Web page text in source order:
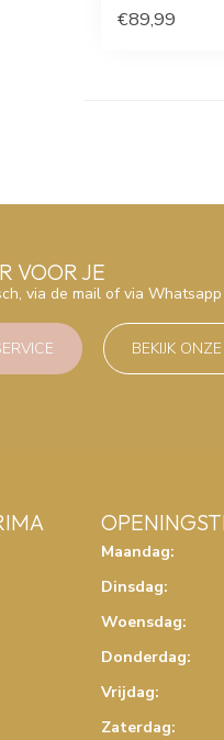
€89,99
VOOR JE
via de mail of via
BEKIJK
Maandag:
Dinsdag:
Woensdag:
Donderdag:
Vrijdag:
Zaterdag: